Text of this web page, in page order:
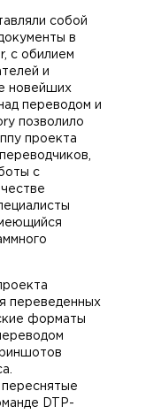
собой
в
с обилием
и
новейших
переводом и
позволило
проекта
с
переведенных
форматы
DTP-